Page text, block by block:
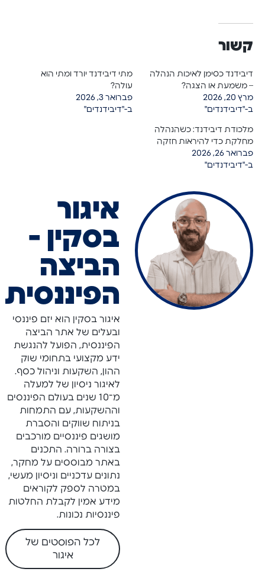
קשור
דיבידנד כסימן לאיכות הנהלה
– משמעת או הצגה?
מרץ 20, 2026
ב-"דיבידנדים"
מתי דיבידנד יורד ומתי הוא
עולה?
פברואר 3, 2026
ב-"דיבידנדים"
מלכודת דיבידנד: כשהנהלה
מחלקת כדי להיראות חזקה
פברואר 26, 2026
ב-"דיבידנדים"
איגור
בסקין -
הביצה
הפיננסית
איגור בסקין הוא יזם פיננסי
ובעלים של אתר הביצה
הפיננסית, הפועל להנגשת
ידע מקצועי בתחומי שוק
ההון, השקעות וניהול כסף.
לאיגור ניסיון של למעלה
מ־10 שנים בעולם הפיננסים
וההשקעות, עם התמחות
בניתוח שווקים והסברת
מושגים פיננסיים מורכבים
בצורה ברורה. התכנים
באתר מבוססים על מחקר,
נתונים עדכניים וניסיון מעשי,
במטרה לספק לקוראים
מידע אמין לקבלת החלטות
פיננסיות נכונות.
לכל הפוסטים של
איגור